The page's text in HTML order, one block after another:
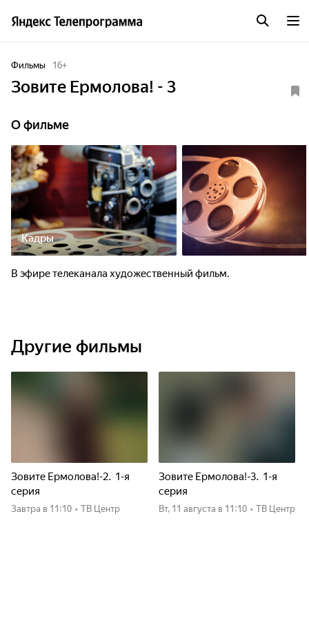
Фильмы 16+
Зовите Ермолова! - 3
О фильме
Кадры
В эфире телеканала художественный фильм.
Другие фильмы
Зовите Ермолова!-2. 1-я
серия
Завтра в 11:10 • ТВ Центр
Зовите Ермолова!-3. 1-я
серия
вт, 11 августа в 11:10 • ТВ Центр